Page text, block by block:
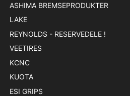
ASHIMA BREMSEPRODUKTER
LAKE
REYNOLDS - RESERVEDELE !
VEETIRES
KCNC
KUOTA
ESI GRIPS